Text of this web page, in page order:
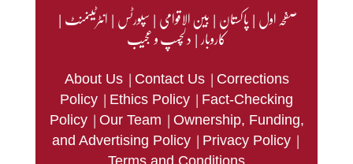
صفحہ اول|پاکستان|بین الاقوامی|سپورٹس|انٹرٹینمنٹ|
کاروبار|دلچسپ و عجیب
About Us | Contact Us | Corrections
Policy | Ethics Policy | Fact-Checking
Policy | Our Team | Ownership, Funding,
and Advertising Policy | Privacy Policy |
Terms and Conditions